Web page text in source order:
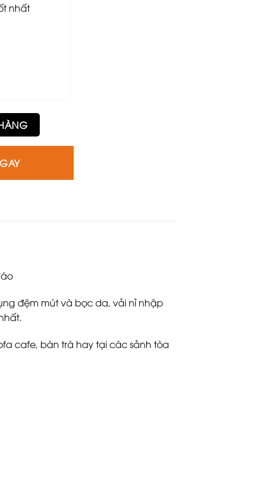
nhất
lượng
đệm mút và bọc da, vải nỉ nhập
cafe, bàn trà hay tại các sảnh tòa